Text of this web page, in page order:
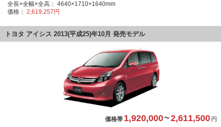
全長×全幅×全高： 4640×1710×1640mm
価格： 2,619,257円
トヨタ アイシス 2013(平成25)年10月 発売モデル
価格帯 1,920,000~2,611,500 円